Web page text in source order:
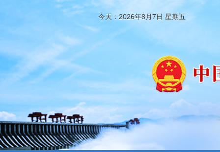
今天：2026年8月7日 星期五